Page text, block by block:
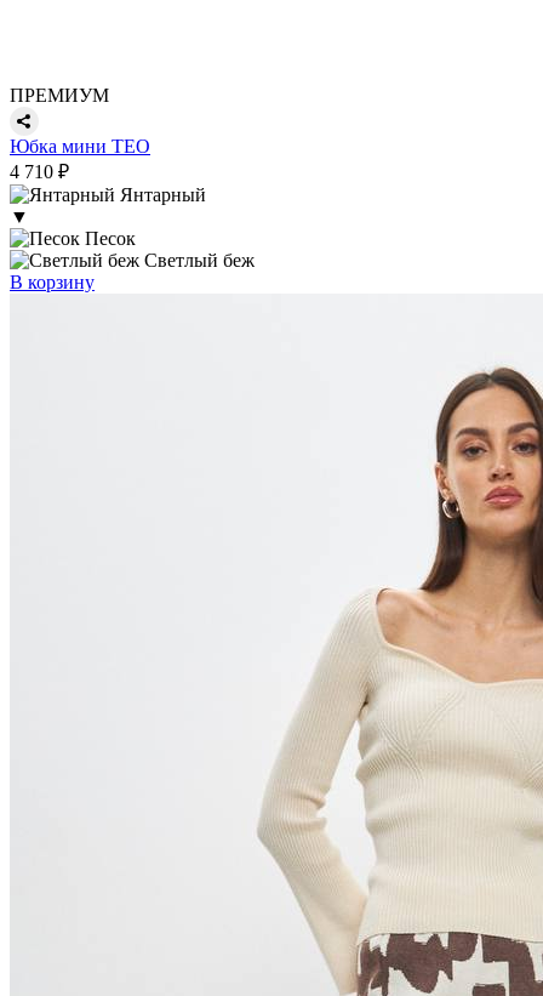
ПРЕМИУМ
Юбка мини ТЕО
4 710 ₽
Янтарный
▼
Песок
Светлый беж
В корзину